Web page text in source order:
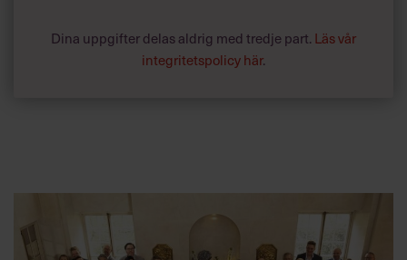
Dina uppgifter delas aldrig med tredje part. Läs vår
integritetspolicy här.